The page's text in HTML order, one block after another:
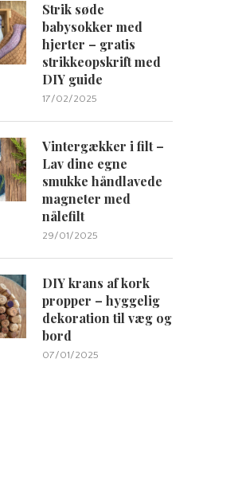
Strik søde
babysokker med
hjerter – gratis
strikkeopskrift med
DIY guide
17/02/2025
Vintergækker i filt –
Lav dine egne
smukke håndlavede
magneter med
nålefilt
29/01/2025
DIY krans af kork
propper – hyggelig
dekoration til væg og
bord
07/01/2025